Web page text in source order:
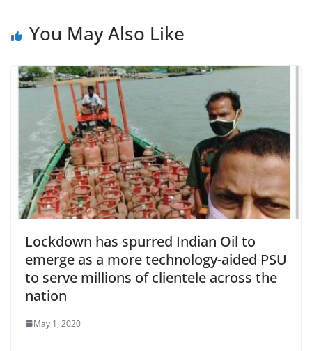
k
You May Also Like
Lockdown has spurred Indian Oil to
emerge as a more technology-aided PSU
to serve millions of clientele across the
nation
May 1, 2020